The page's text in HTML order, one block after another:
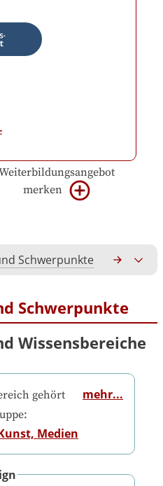
merken
Schwerpunkte
Schwerpunkte
Wissensbereiche
gehört
Medien
mehr...